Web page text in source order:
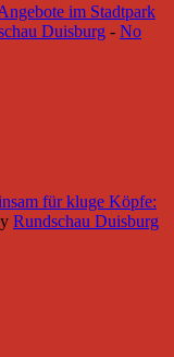
im Stadtpark
Duisburg - No
für kluge Köpfe:
Rundschau Duisburg